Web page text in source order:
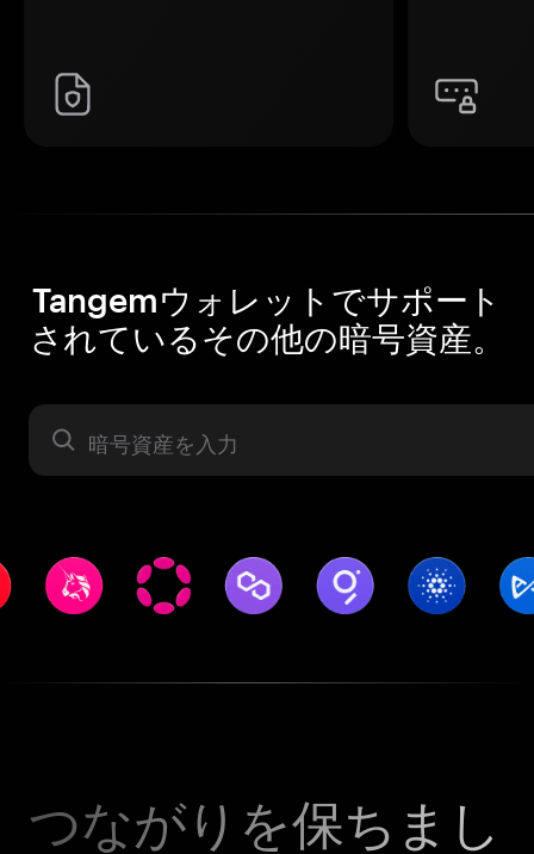
Tangemウォレットでサポート
されているその他の暗号資産。
暗号資産
つながりを保ちまし